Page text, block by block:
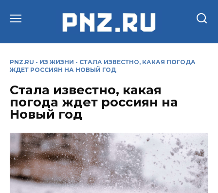
PNZ.RU - ИЗ ЖИЗНИ - СТАЛА ИЗВЕСТНО, КАКАЯ ПОГОДА
ЖДЕТ РОССИЯН НА НОВЫЙ ГОД
Стала известно, какая
погода ждет россиян на
Новый год